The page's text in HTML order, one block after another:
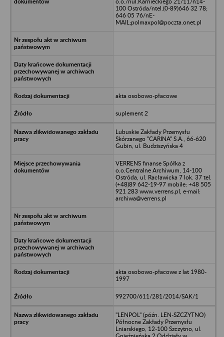
100 Ostróda/ntel.(0-89)646 32 78;
646 05 76/nE-
MAIL;polmaxpol@poczta.onet.pl
akta osobowo-płacowe
suplement 2
Lubuskie Zakłady Przemysłu
Skórzanego "CARINA" S.A., 66-620
Gubin, ul. Budziszyńska 4
VERRENS finanse Spółka z
o.o.Centralne Archiwum, 14-100
Ostróda, ul. Racławicka 7 lok. 37 tel.
(+48)89 642-19-97 mobile: +48 505
921 283 www.verrens.pl, e-mail:
archiwa@verrens.pl
akta osobowo-płacowe z lat 1980-
1997
992700/611/281/2014/SAK/1
"LENPOL" (późn. LEN-SZCZYTNO)
Północne Zakłady Przemysłu
Lniarskiego, 12-100 Szczytno, ul.